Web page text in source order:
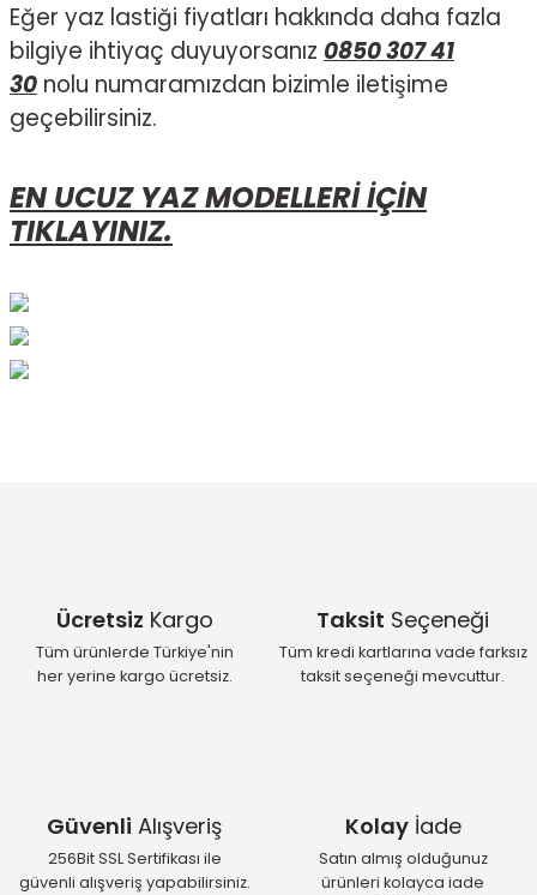
Eğer yaz lastiği fiyatları hakkında daha fazla
bilgiye ihtiyaç duyuyorsanız 0850 307 41
30 nolu numaramızdan bizimle iletişime
geçebilirsiniz.
EN UCUZ YAZ MODELLERİ İÇİN
TIKLAYINIZ.
Ücretsiz Kargo
Tüm ürünlerde Türkiye'nin
her yerine kargo ücretsiz.
Taksit Seçeneği
Tüm kredi kartlarına vade farksız
taksit seçeneği mevcuttur.
Güvenli Alışveriş
256Bit SSL Sertifikası ile
güvenli alışveriş yapabilirsiniz.
Kolayİade
Satın almış olduğunuz
ürünleri kolayca iade